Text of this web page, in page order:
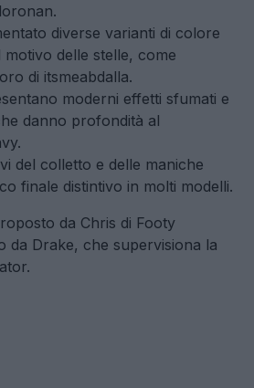
diverse varianti di colore
delle stelle, come
di itsmeabdalla.
moderni effetti sfumati e
danno profondità al
del colletto e delle maniche
finale distintivo in molti modelli.
da Chris di Footy
da Drake, che supervisiona la